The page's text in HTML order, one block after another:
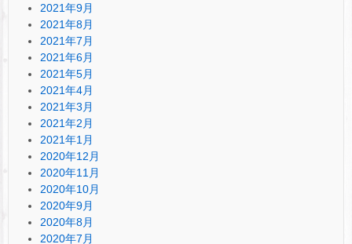
2021年9月
2021年8月
2021年7月
2021年6月
2021年5月
2021年4月
2021年3月
2021年2月
2021年1月
2020年12月
2020年11月
2020年10月
2020年9月
2020年8月
2020年7月